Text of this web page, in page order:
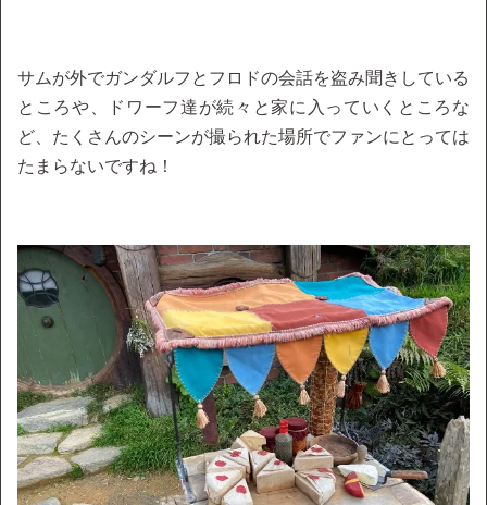
サムが外でガンダルフとフロドの会話を盗み聞きしている
ところや、ドワーフ達が続々と家に入っていくところな
ど、たくさんのシーンが撮られた場所でファンにとっては
たまらないですね！